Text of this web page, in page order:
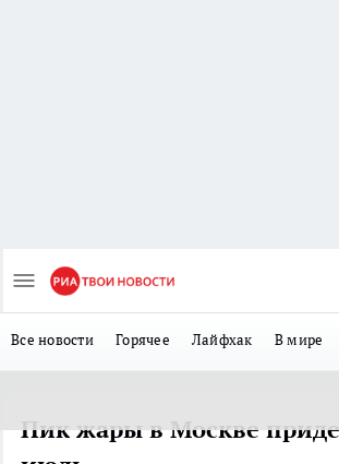
Все новости Горячее Лайфхак В мире
Пик жары в Москве